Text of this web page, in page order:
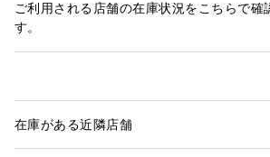
ご利用される店舗の在庫状況をこちらで確
す。
在庫がある近隣店舗